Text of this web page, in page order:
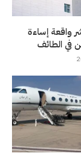
واقعة إساءة
في الطائف